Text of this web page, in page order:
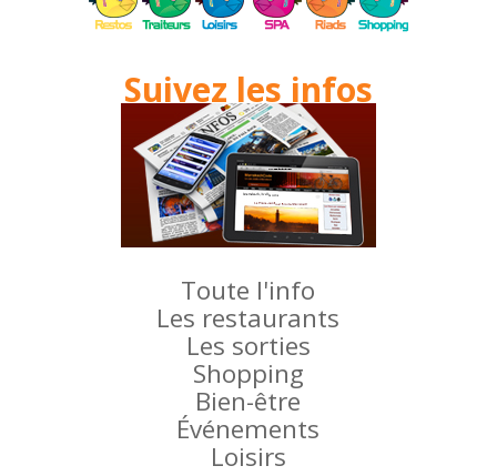
Suivez les infos
Toute l'info
Les restaurants
Les sorties
Shopping
Bien-être
Événements
Loisirs